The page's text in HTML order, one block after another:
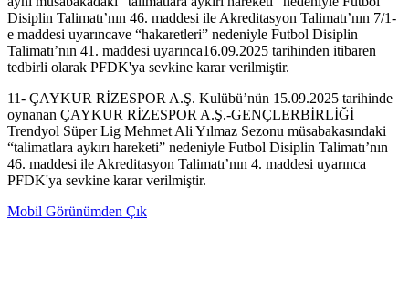
Disiplin Talimatı’nın 46. maddesi ile Akreditasyon Talimatı’nın 7/1-
e maddesi uyarıncave “hakaretleri” nedeniyle Futbol Disiplin
Talimatı’nın 41. maddesi uyarınca16.09.2025 tarihinden itibaren
tedbirli olarak PFDK'ya sevkine karar verilmiştir.
11- ÇAYKUR RİZESPOR A.Ş. Kulübü’nün 15.09.2025 tarihinde
oynanan ÇAYKUR RİZESPOR A.Ş.-GENÇLERBİRLİĞİ
Trendyol Süper Lig Mehmet Ali Yılmaz Sezonu müsabakasındaki
“talimatlara aykırı hareketi” nedeniyle Futbol Disiplin Talimatı’nın
46. maddesi ile Akreditasyon Talimatı’nın 4. maddesi uyarınca
PFDK'ya sevkine karar verilmiştir.
Mobil Görünümden Çık